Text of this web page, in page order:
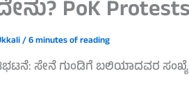
PoK Protests
/6 minutes of reading